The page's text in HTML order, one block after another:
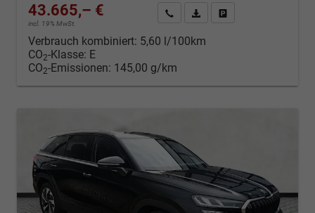
43.665,– €
incl. 19% MwSt.
Kontakt & Angebot anfordern
PDF-Datei, Fahrzeugexposé
Verbrauch kombiniert: 5,60 l/100km
CO2-Klasse: E
CO2-Emissionen: 145,00 g/km